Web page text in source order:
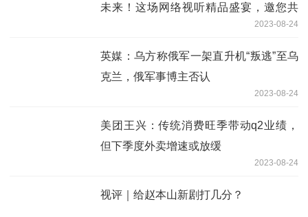
未来！这场网络视听精品盛宴，邀您共
2023-08-24
英媒：乌方称俄军一架直升机“叛逃”至乌
克兰，俄军事博主否认
2023-08-24
美团王兴：传统消费旺季带动q2业绩，
但下季度外卖增速或放缓
2023-08-24
视评｜给赵本山新剧打几分？